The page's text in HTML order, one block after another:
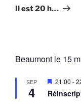
suivant
Il est 20 h…
Beaumont le 15
SEP
4
M
i
s
21:00 -